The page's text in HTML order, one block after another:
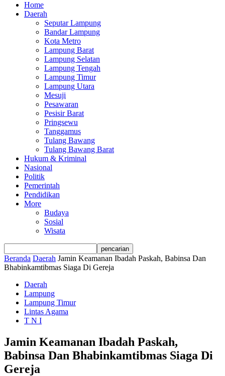
Home
Daerah
Seputar Lampung
Bandar Lampung
Kota Metro
Lampung Barat
Lampung Selatan
Lampung Tengah
Lampung Timur
Lampung Utara
Mesuji
Pesawaran
Pesisir Barat
Pringsewu
Tanggamus
Tulang Bawang
Tulang Bawang Barat
Hukum & Kriminal
Nasional
Politik
Pemerintah
Pendidikan
More
Budaya
Sosial
Wisata
Beranda Daerah Jamin Keamanan Ibadah Paskah, Babinsa Dan
Bhabinkamtibmas Siaga Di Gereja
Daerah
Lampung
Lampung Timur
Lintas Agama
T N I
Jamin Keamanan Ibadah Paskah,
Babinsa Dan Bhabinkamtibmas Siaga Di
Gereja